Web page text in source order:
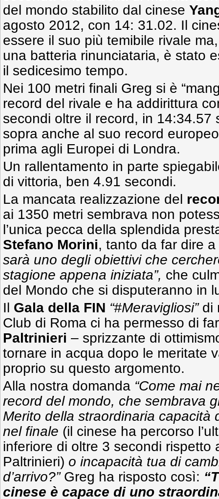
del mondo stabilito dal cinese
agosto 2012, con 14: 31.02. Il
essere il suo più temibile rivale
una batteria rinunciataria, è stato
il sedicesimo tempo.
Nei 100 metri finali Greg si è
record del rivale e ha addirittura
secondi oltre il record, in 14:34.57
sopra anche al suo record
prima agli Europei di Londra.
Un rallentamento in parte
di vittoria, ben 4.91 secondi.
La mancata realizzazione del
ai 1350 metri sembrava non
l’unica pecca della splendida
Stefano Morini, tanto da far dire
sarà uno degli obiettivi che
stagione appena iniziata”, che
del Mondo che si disputeranno in
Il Gala della FIN “#Meravigliosi”di
Club di Roma ci ha permesso di
Paltrinieri – sprizzante di
tornare in acqua dopo le meritate
proprio su questo argomento.
Alla nostra domanda “Come mai
record del mondo, che sembrava
Merito della straordinaria capacità
nel finale (il cinese ha percorso
inferiore di oltre 3 secondi rispetto
Paltrinieri) o incapacità tua di
d’arrivo?” Greg ha risposto così:
cinese è capace di uno